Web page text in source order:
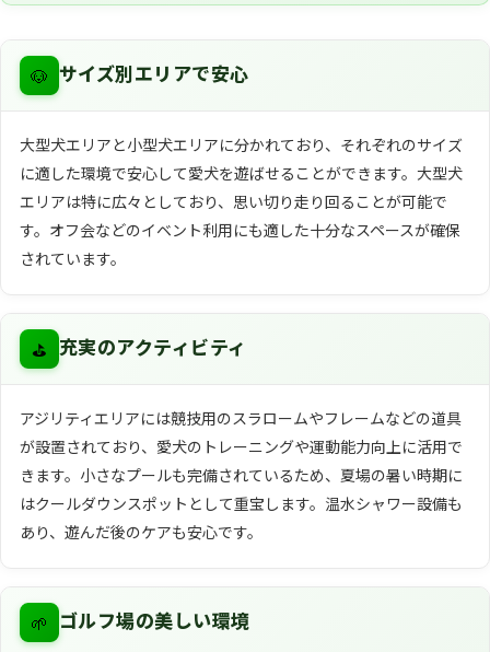
🐶 サイズ別エリアで安心
大型犬エリアと小型犬エリアに分かれており、それぞれのサイズ
に適した環境で安心して愛犬を遊ばせることができます。大型犬
エリアは特に広々としており、思い切り走り回ることが可能で
す。オフ会などのイベント利用にも適した十分なスペースが確保
されています。
⛳ 充実のアクティビティ
アジリティエリアには競技用のスラロームやフレームなどの道具
が設置されており、愛犬のトレーニングや運動能力向上に活用で
きます。小さなプールも完備されているため、夏場の暑い時期に
はクールダウンスポットとして重宝します。温水シャワー設備も
あり、遊んだ後のケアも安心です。
🌱 ゴルフ場の美しい環境